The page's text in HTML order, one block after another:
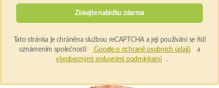
Tato stránka je chráněna službou reCAPTCHA a její používání se řídí
oznámením společnosti
Google o ochraně osobních údajů
a
všeobecnými smluvními podmínkami
.